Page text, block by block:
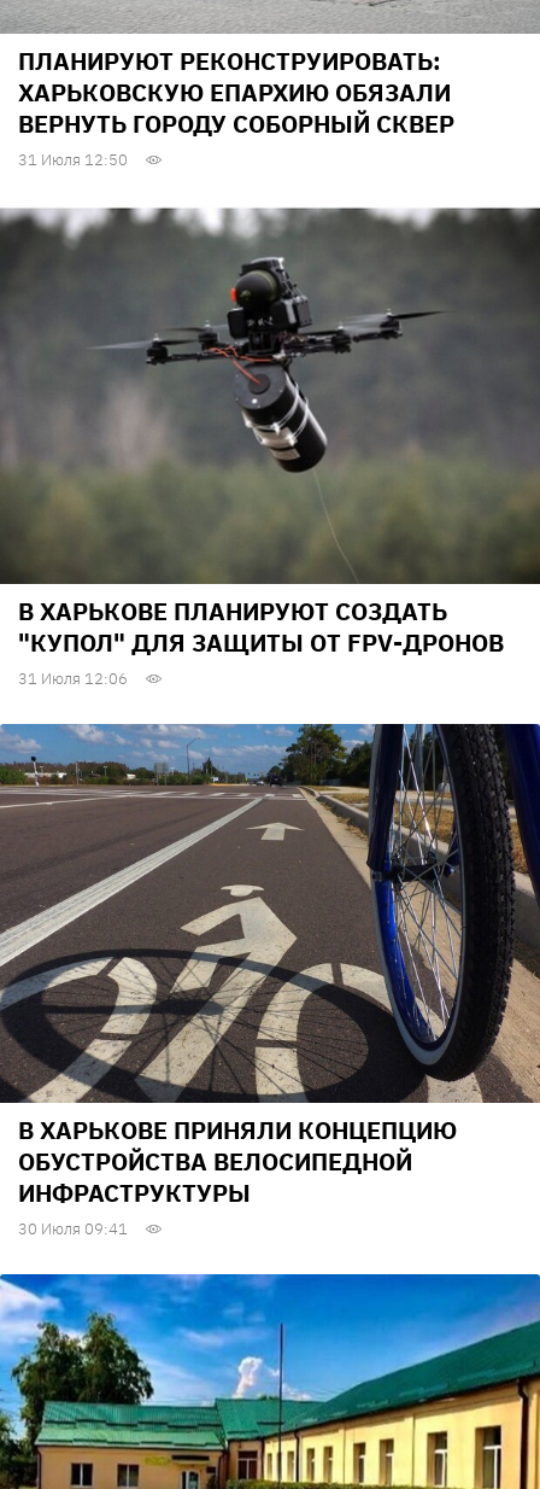
ПЛАНИРУЮТ РЕКОНСТРУИРОВАТЬ:
ХАРЬКОВСКУЮ ЕПАРХИЮ ОБЯЗАЛИ
ВЕРНУТЬ ГОРОДУ СОБОРНЫЙ СКВЕР
31 Июля 12:50
В ХАРЬКОВЕ ПЛАНИРУЮТ СОЗДАТЬ
"КУПОЛ" ДЛЯ ЗАЩИТЫ ОТ FPV-ДРОНОВ
31 Июля 12:06
В ХАРЬКОВЕ ПРИНЯЛИ КОНЦЕПЦИЮ
ОБУСТРОЙСТВА ВЕЛОСИПЕДНОЙ
ИНФРАСТРУКТУРЫ
30 Июля 09:41